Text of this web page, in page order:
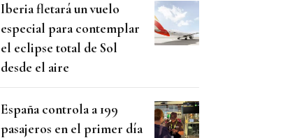
Iberia fletará un vuelo
especial para contemplar
el eclipse total de Sol
desde el aire
España controla a 199
pasajeros en el primer día